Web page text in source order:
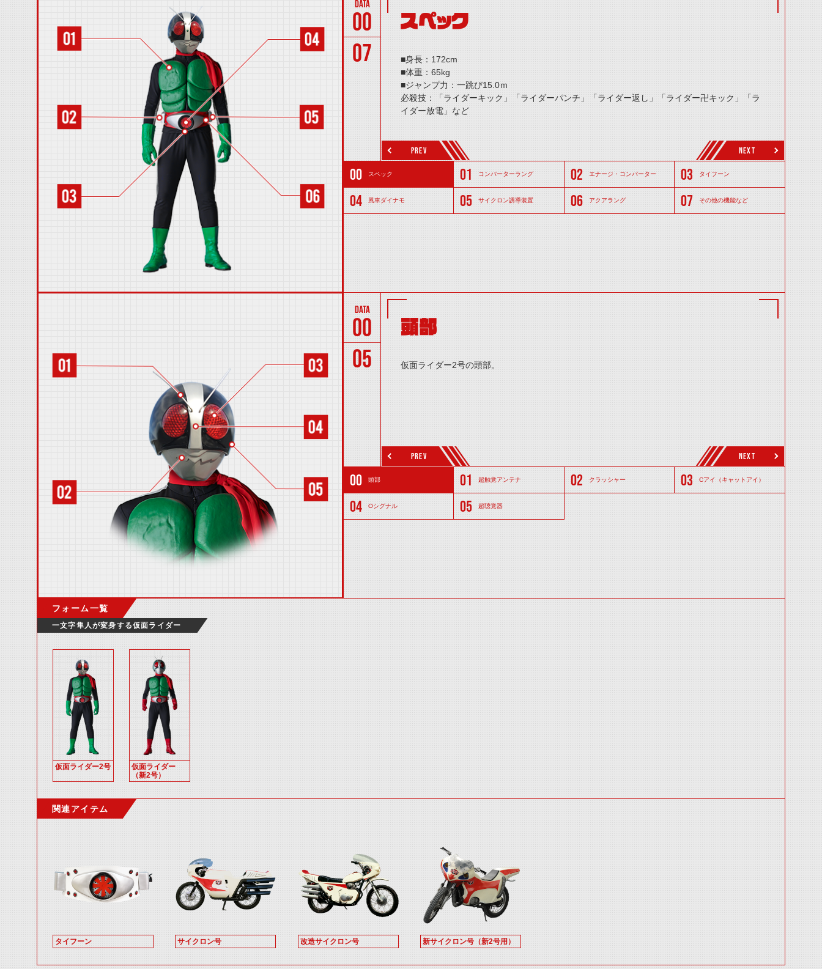
00
07
スペック
■身長：172cm
■体重：65kg
■ジャンプ力：一跳び15.0ｍ
必殺技：「ライダーキック」「ライダーパンチ」「ライダー返し」「ライダー卍キック」「ラ
イダー放電」など
PREV NEXT
スペック コンバーターラング エナージ・コンバーター タイフーン
風車ダイナモ サイクロン誘導装置 アクアラング その他の機能など
00
05
頭部
仮面ライダー2号の頭部。
PREV NEXT
頭部 超触覚アンテナ クラッシャー Cアイ（キャットアイ）
Oシグナル 超聴覚器
フォーム一覧
一文字隼人が変身する仮面ライダー
仮面ライダー2号
仮面ライダー
（新2号）
関連アイテム
タイフーン サイクロン号 改造サイクロン号 新サイクロン号（新2号用）